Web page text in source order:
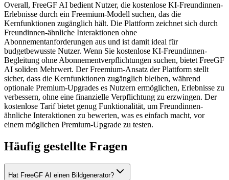
Overall, FreeGF AI bedient Nutzer, die kostenlose KI-Freundinnen-
Erlebnisse durch ein Freemium-Modell suchen, das die
Kernfunktionen zugänglich hält. Die Plattform zeichnet sich durch
Freundinnen-ähnliche Interaktionen ohne
Abonnementanforderungen aus und ist damit ideal für
budgetbewusste Nutzer. Wenn Sie kostenlose KI-Freundinnen-
Begleitung ohne Abonnementverpflichtungen suchen, bietet FreeGF
AI soliden Mehrwert. Der Freemium-Ansatz der Plattform stellt
sicher, dass die Kernfunktionen zugänglich bleiben, während
optionale Premium-Upgrades es Nutzern ermöglichen, Erlebnisse zu
verbessern, ohne eine finanzielle Verpflichtung zu erzwingen. Der
kostenlose Tarif bietet genug Funktionalität, um Freundinnen-
ähnliche Interaktionen zu bewerten, was es einfach macht, vor
einem möglichen Premium-Upgrade zu testen.
Häufig gestellte Fragen
Hat FreeGF AI einen Bildgenerator?